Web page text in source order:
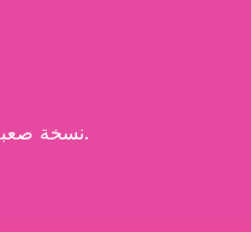
نسخة صعبة من سبرونكي للاعبين المهرة.